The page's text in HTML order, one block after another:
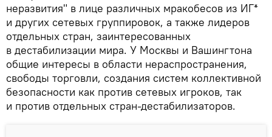
неразвития" в лице различных мракобесов из ИГ*
и других сетевых группировок, а также лидеров
отдельных стран, заинтересованных
в дестабилизации мира. У Москвы и Вашингтона
общие интересы в области нераспространения,
свободы торговли, создания систем коллективной
безопасности как против сетевых игроков, так
и против отдельных стран-дестабилизаторов.